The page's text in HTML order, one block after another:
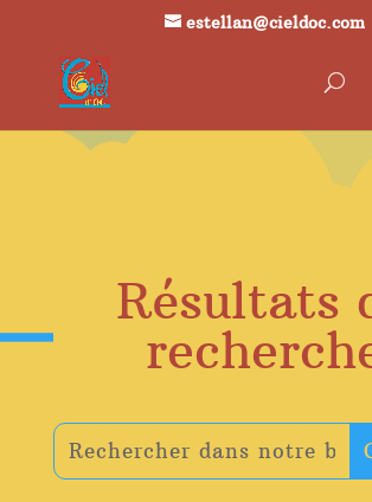
estellan@cieldoc.com
Résultats